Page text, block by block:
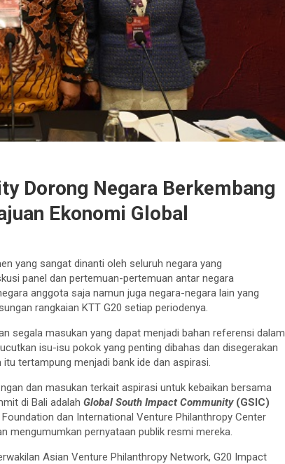
Dorong Negara Berkembang
Ekonomi Global
yang sangat dinanti oleh seluruh negara yang
panel dan pertemuan-pertemuan antar negara
anggota saja namun juga negara-negara lain yang
rangkaian KTT G20 setiap periodenya.
segala masukan yang dapat menjadi bahan referensi dalam
isu-isu pokok yang penting dibahas dan disegerakan
tertampung menjadi bank ide dan aspirasi.
dan masukan terkait aspirasi untuk kebaikan bersama
di Bali adalahGlobal South Impact Community (GSIC)
dan International Venture Philanthropy Center
mengumumkan pernyataan publik resmi mereka.
Asian Venture Philanthropy Network, G20 Impact